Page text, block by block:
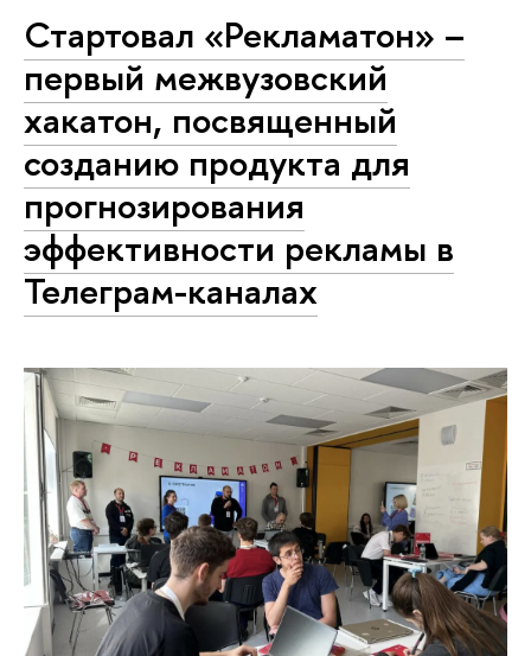
Стартовал «Рекламатон» –
первый межвузовский
хакатон, посвященный
созданию продукта для
прогнозирования
эффективности рекламы в
Телеграм-каналах